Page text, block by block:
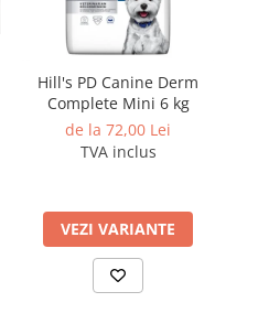
Hill's PD Canine Derm
Complete Mini 6 kg
de la 72,00 Lei
TVA inclus
VEZI VARIANTE